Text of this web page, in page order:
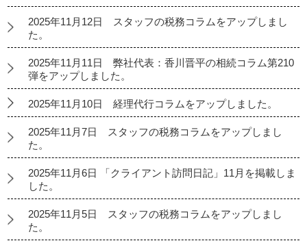
2025年11月12日 スタッフの税務コラムをアップしまし
た。
2025年11月11日 弊社代表：香川晋平の相続コラム第210
弾をアップしました。
2025年11月10日 経理代行コラムをアップしました。
2025年11月7日 スタッフの税務コラムをアップしまし
た。
2025年11月6日 「クライアント訪問日記」11月を掲載しま
した。
2025年11月5日 スタッフの税務コラムをアップしまし
た。